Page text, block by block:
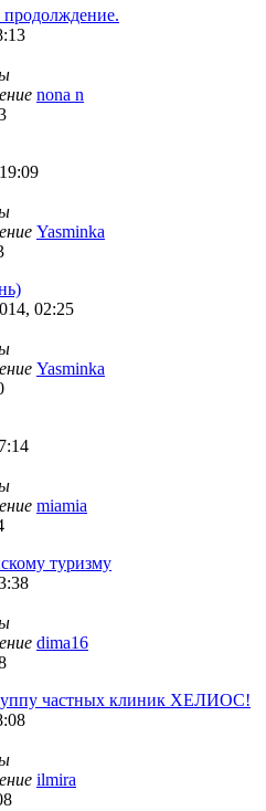
nona n
Yasminka
02:25
Yasminka
miamia
туризму
dima16
частных клиник ХЕЛИОС!
ilmira